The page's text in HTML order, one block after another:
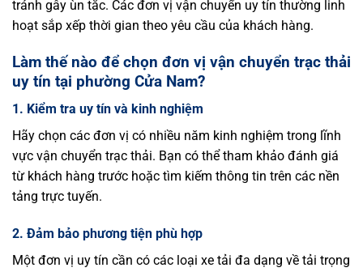
tránh gây ùn tắc. Các đơn vị vận chuyển uy tín thường linh
hoạt sắp xếp thời gian theo yêu cầu của khách hàng.
Làm thế nào để chọn đơn vị vận chuyển trạc thải
uy tín tại phường Cửa Nam?
1. Kiểm tra uy tín và kinh nghiệm
Hãy chọn các đơn vị có nhiều năm kinh nghiệm trong lĩnh
vực vận chuyển trạc thải. Bạn có thể tham khảo đánh giá
từ khách hàng trước hoặc tìm kiếm thông tin trên các nền
tảng trực tuyến.
2. Đảm bảo phương tiện phù hợp
Một đơn vị uy tín cần có các loại xe tải đa dạng về tải trọng